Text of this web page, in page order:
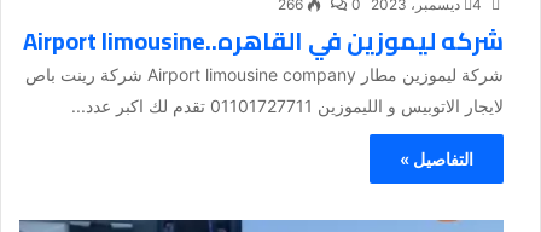
4 ديسمبر، 2023 0
266
شركه ليموزين في القاهره..Airport limousine
شركة ليموزين مطار Airport limousine company شركة رينت باص
لايجار الاتوبيس و الليموزين 01101727711 تقدم لك اكبر عدد...
التفاصيل »